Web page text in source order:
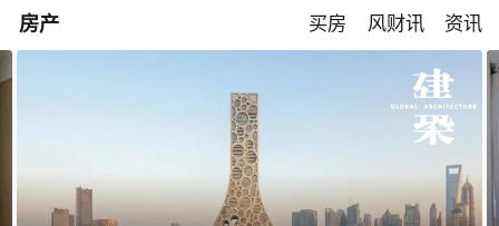
房产 买房 风财讯 资讯